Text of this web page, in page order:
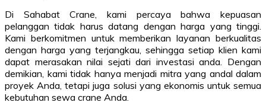
Di Sahabat Crane, kami percaya bahwa kepuasan
pelanggan tidak harus datang dengan harga yang tinggi.
Kami berkomitmen untuk memberikan layanan berkualitas
dengan harga yang terjangkau, sehingga setiap klien kami
dapat merasakan nilai sejati dari investasi anda. Dengan
demikian, kami tidak hanya menjadi mitra yang andal dalam
proyek Anda, tetapi juga solusi yang ekonomis untuk semua
kebutuhan sewa crane Anda.